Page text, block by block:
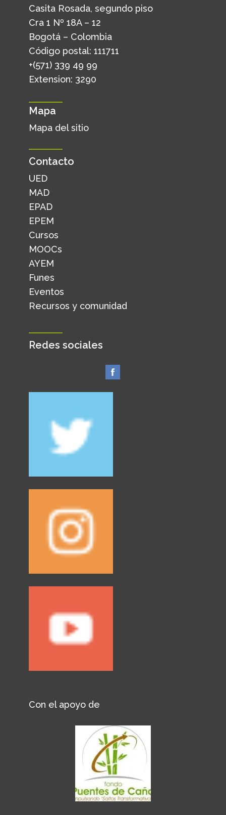
Casita Rosada, segundo piso
Cra 1 Nº 18A – 12
Bogotá – Colombia
Código postal: 111711
+(571) 339 49 99
Extension: 3290
Mapa
Mapa del sitio
Contacto
UED
MAD
EPAD
EPEM
Cursos
MOOCs
AYEM
Funes
Eventos
Recursos y comunidad
Redes sociales
Con el apoyo de